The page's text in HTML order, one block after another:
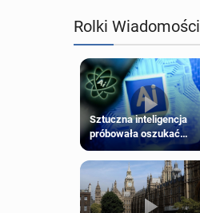
Rolki Wiadomości
Sztuczna inteligencja
próbowała oszukać
człowieka